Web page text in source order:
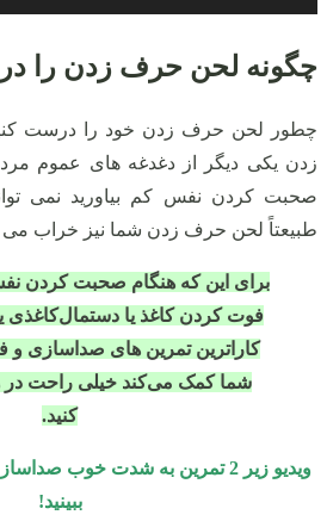
صوت
چگونه لحن حرف زدن را
چطور لحن حرف زدن خود را درست
زدن یکی دیگر از دغدغه‌ های عموم
صحبت کردن نفس کم بیاورید نمی‌
طبیعتاً لحن حرف زدن شما نیز خراب
برای این که هنگام صحبت کردن
فوت کردن کاغذ یا دستمال‌کاغذی
کاراترین تمرین‌ های صداسازی و
شما کمک می‌کند خیلی راحت
کنید.
ویدیو زیر 2 تمرین به‌ شدت خوب
ببینید!